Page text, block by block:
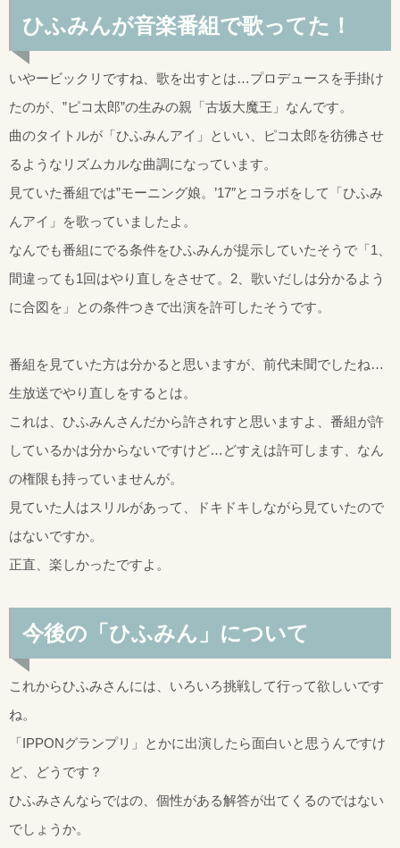
ひふみんが音楽番組で歌ってた！
いやービックリですね、歌を出すとは…プロデュースを手掛け
たのが、”ピコ太郎”の生みの親「古坂大魔王」なんです。
曲のタイトルが「ひふみんアイ」といい、ピコ太郎を彷彿させ
るようなリズムカルな曲調になっています。
見ていた番組では”モーニング娘。’17″とコラボをして「ひふみ
んアイ」を歌っていましたよ。
なんでも番組にでる条件をひふみんが提示していたそうで「1、
間違っても1回はやり直しをさせて。2、歌いだしは分かるよう
に合図を」との条件つきで出演を許可したそうです。
番組を見ていた方は分かると思いますが、前代未聞でしたね…
生放送でやり直しをするとは。
これは、ひふみんさんだから許されすと思いますよ、番組が許
しているかは分からないですけど…どすえは許可します、なん
の権限も持っていませんが。
見ていた人はスリルがあって、ドキドキしながら見ていたので
はないですか。
正直、楽しかったですよ。
今後の「ひふみん」について
これからひふみさんには、いろいろ挑戦して行って欲しいです
ね。
「IPPONグランプリ」とかに出演したら面白いと思うんですけ
ど、どうです？
ひふみさんならではの、個性がある解答が出てくるのではない
でしょうか。